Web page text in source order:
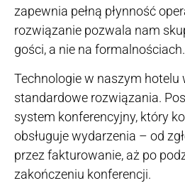
zapewnia pełną płynność
rozwiązanie pozwala nam
gości, a nie na formalnościach.
Technologie w naszym hotelu
standardowe rozwiązania.
system konferencyjny, który
obsługuje wydarzenia – od
przez fakturowanie, aż po
zakończeniu konferencji.